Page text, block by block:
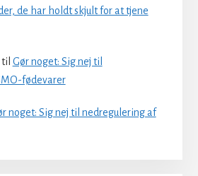
de har holdt skjult for at tjene
til Gør noget: Sig nej til
fødevarer
noget: Sig nej til nedregulering af